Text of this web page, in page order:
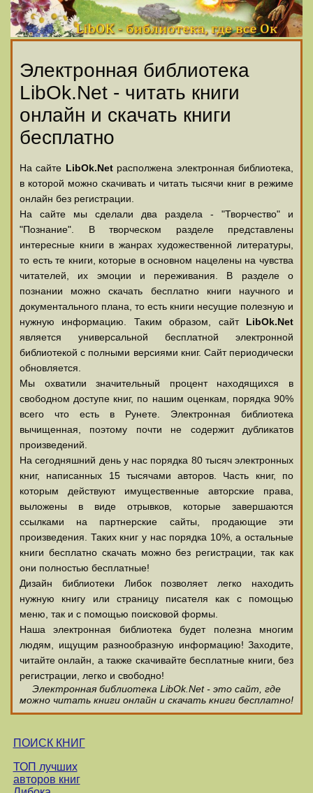
Электронная библиотека
LibOk.Net - читать книги
онлайн и скачать книги
бесплатно
На сайте LibOk.Netрасполжена электронная библиотека,
в которой можно скачивать и читать тысячи книг в режиме
онлайн без регистрации.
На сайте мы сделали два раздела - "Творчество" и
"Познание". В творческом разделе представлены
интересные книги в жанрах художественной литературы,
то есть те книги, которые в основном нацелены на чувства
читателей, их эмоции и переживания. В разделе о
познании можно скачать бесплатно книги научного и
документального плана, то есть книги несущие полезную и
нужную информацию. Таким образом, сайт LibOk.Net
является универсальной бесплатной электронной
библиотекой с полными версиями книг. Сайт периодически
обновляется.
Мы охватили значительный процент находящихся в
свободном доступе книг, по нашим оценкам, порядка 90%
всего что есть в Рунете. Электронная библиотека
вычищенная, поэтому почти не содержит дубликатов
произведений.
На сегодняшний день у нас порядка 80 тысяч электронных
книг, написанных 15 тысячами авторов. Часть книг, по
которым действуют имущественные авторские права,
выложены в виде отрывков, которые завершаются
ссылками на партнерские сайты, продающие эти
произведения. Таких книг у нас порядка 10%, а остальные
книги бесплатно скачать можно без регистрации, так как
они полностью бесплатные!
Дизайн библиотеки Либок позволяет легко находить
нужную книгу или страницу писателя как с помощью
меню, так и с помощью поисковой формы.
Наша электронная библиотека будет полезна многим
людям, ищущим разнообразную информацию! Заходите,
читайте онлайн, а также скачивайте бесплатные книги, без
регистрации, легко и свободно!
Электронная библиотека LibOk.Net - это сайт, где
можно читать книги онлайн и скачать книги бесплатно!
ПОИСК КНИГ
ТОП лучших
авторов книг